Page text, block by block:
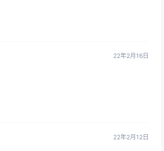
22年2月16日
22年2月12日